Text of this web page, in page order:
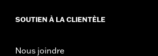
SOUTIEN À LA CLIENTÈLE
Nous joindre